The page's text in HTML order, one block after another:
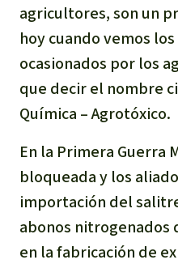
agricultores, son un
hoy cuando vemos
ocasionados por los
que decir el nombre
Química – Agrotóxico.
En la Primera Guerra
bloqueada y los
importación del
abonos nitrogenados
en la fabricación de